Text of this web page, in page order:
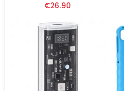
€26.90